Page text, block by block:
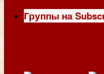
Группы на